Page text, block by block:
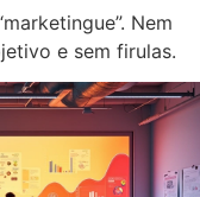
Nem
e sem firulas.